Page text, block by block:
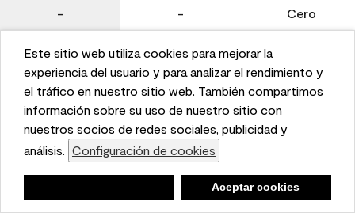
This website uses cookies to enhance user experience
and to analyze performance and traffic on our website.
We also share information about your use of our site
with our social media, advertising, and analytics
partners. Cookie Settings
Accept Cookies
Este sitio web utiliza cookies para mejorar la
experiencia del usuario y para analizar el rendimiento y
el tráfico en nuestro sitio web. También compartimos
información sobre su uso de nuestro sitio con
nuestros socios de redes sociales, publicidad y
análisis. Configuración de cookies
Aceptar cookies
- - Cero
Coverage (Sq. Ft./Gal)
350-400 400-450 400-450